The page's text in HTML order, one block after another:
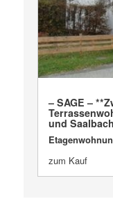
– SAGE –
und Saalbach
zum Kauf